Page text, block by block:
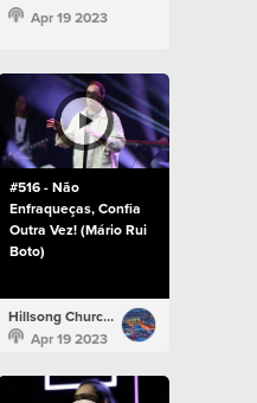
Apr 19 2023
#516 - Não
Enfraqueças, Confia
Outra Vez! (Mário Rui
Boto)
Hillsong Church Portugal
Apr 19 2023